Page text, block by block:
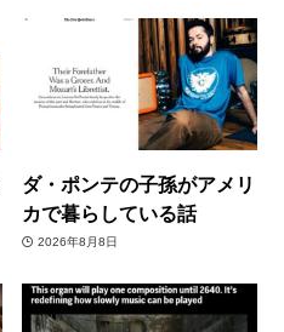
ダ・ポンテの子孫がアメリ
カで暮らしている話
2026年8月8日